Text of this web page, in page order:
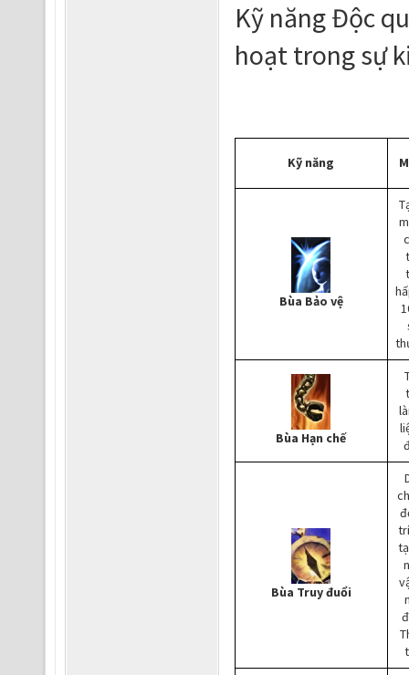
Kỹ năng Độc
hoạt trong sự
Kỹ năng
Bùa Bảo vệ
Bùa Hạn chế
Bùa Truy đuổi